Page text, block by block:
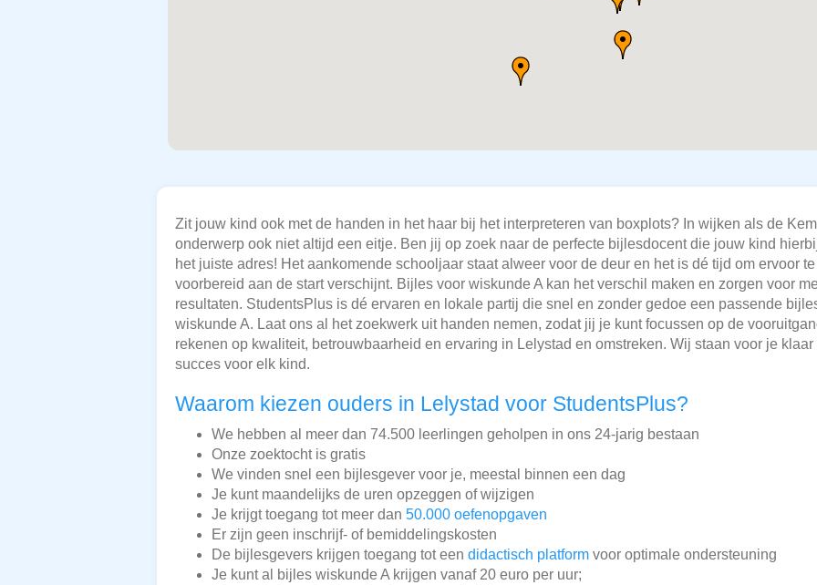
Zit jouw kind ook met de handen in het haar bij het interpreteren van boxplots? In wijken als de
onderwerp ook niet altijd een eitje. Ben jij op zoek naar de perfecte bijlesdocent die jouw kind
het juiste adres! Het aankomende schooljaar staat alweer voor de deur en het is dé tijd om ervoor
voorbereid aan de start verschijnt. Bijles voor wiskunde A kan het verschil maken en zorgen voor
resultaten. StudentsPlus is dé ervaren en lokale partij die snel en zonder gedoe een passende
wiskunde A. Laat ons al het zoekwerk uit handen nemen, zodat jij je kunt focussen op de
rekenen op kwaliteit, betrouwbaarheid en ervaring in Lelystad en omstreken. Wij staan voor je
succes voor elk kind.
Waarom kiezen ouders in Lelystad voor StudentsPlus?
We hebben al meer dan 74.500 leerlingen geholpen in ons 24-jarig bestaan
Onze zoektocht is gratis
We vinden snel een bijlesgever voor je, meestal binnen een dag
Je kunt maandelijks de uren opzeggen of wijzigen
Je krijgt toegang tot meer dan 50.000 oefenopgaven
Er zijn geen inschrijf- of bemiddelingskosten
De bijlesgevers krijgen toegang tot een didactisch platform voor optimale ondersteuning
Je kunt al bijles wiskunde A krijgen vanaf 20 euro per uur;